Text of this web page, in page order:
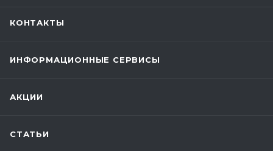
КОНТАКТЫ
ИНФОРМАЦИОННЫЕ СЕРВИСЫ
АКЦИИ
СТАТЬИ